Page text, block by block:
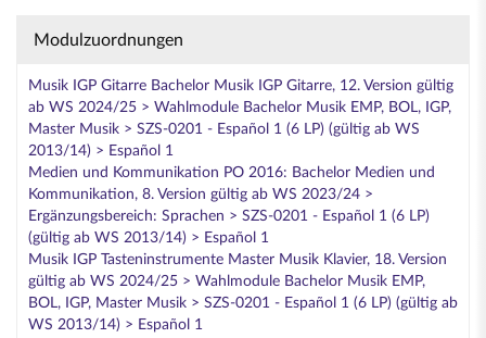
Modulzuordnungen
Musik IGP Gitarre Bachelor Musik IGP Gitarre, 12. Version gültig
ab WS 2024/25 > Wahlmodule Bachelor Musik EMP, BOL, IGP,
Master Musik > SZS-0201 - Español 1 (6 LP) (gültig ab WS
2013/14) > Español 1
Medien und Kommunikation PO 2016: Bachelor Medien und
Kommunikation, 8. Version gültig ab WS 2023/24 >
Ergänzungsbereich: Sprachen > SZS-0201 - Español 1 (6 LP)
(gültig ab WS 2013/14) > Español 1
Musik IGP Tasteninstrumente Master Musik Klavier, 18. Version
gültig ab WS 2024/25 > Wahlmodule Bachelor Musik EMP,
BOL, IGP, Master Musik > SZS-0201 - Español 1 (6 LP) (gültig ab
WS 2013/14) > Español 1